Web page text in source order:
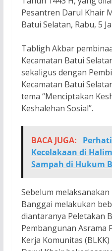
Pesantren Darul Khair
Batui Selatan, Rabu, 5
Tabligh Akbar
Kecamatan Batui
sekaligus dengan
Kecamatan Batui
tema “Menciptakan
Keshalehan Sosial”.
BACA JUGA:
Kecelakaan di
Sampah di Hukum
Sebelum
Banggai melakukan
diantaranya Peletakan
Pembangunan Asrama
Kerja Komunitas